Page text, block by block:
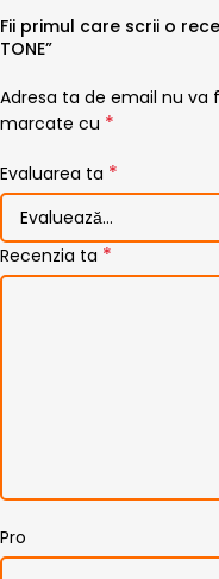
Fii primul care scrii o
TONE”
Adresa ta de email nu va
marcate cu *
Evaluarea ta *
Recenzia ta *
Pro